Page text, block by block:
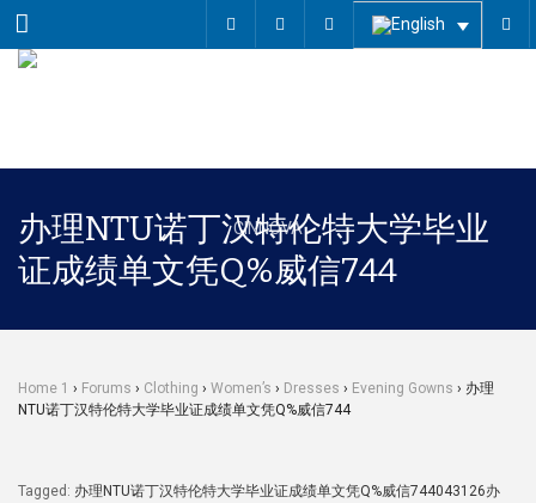
Menu
办理NTU诺丁汉特伦特大学毕业
证成绩单文凭Q%威信744
Home 1 › Forums › Clothing › Women’s › Dresses › Evening Gowns › 办理
NTU诺丁汉特伦特大学毕业证成绩单文凭Q%威信744
Tagged: 办理NTU诺丁汉特伦特大学毕业证成绩单文凭Q%威信744043126办